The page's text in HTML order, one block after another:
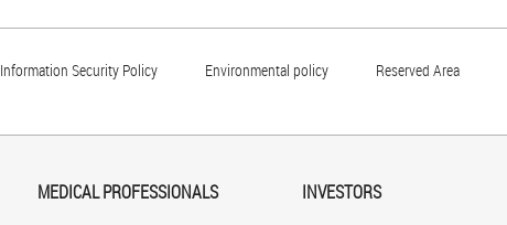
Information Security Policy Environmental policy Reserved Area
MEDICAL PROFESSIONALS INVESTORS